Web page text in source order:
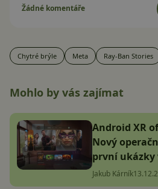
Žádné komentáře
Chytré brýle Meta Ray-Ban Stories
Mohlo by vás zajímat
Android XR
Nový
první ukázky
Jakub Kárník